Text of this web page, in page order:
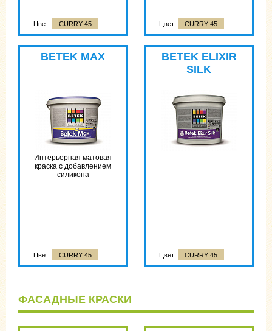
Цвет: CURRY 45 Цвет: CURRY 45
BETEK MAX
Интерьерная матовая
краска с добавлением
силикона
Цвет: CURRY 45
BETEK ELIXIR
SILK
Цвет: CURRY 45
ФАСАДНЫЕ КРАСКИ